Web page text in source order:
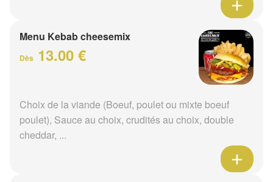
Menu Kebab cheesemix
Dès 13.00 €
Choix de la viande (Boeuf, poulet ou mixte boeuf
poulet), Sauce au choix, crudités au choix, double
cheddar, ...